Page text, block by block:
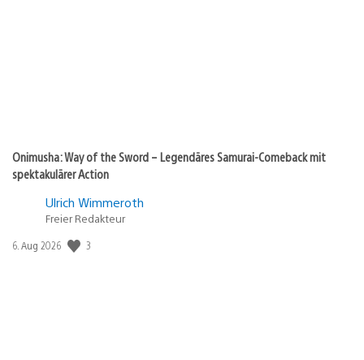
Onimusha: Way of the Sword – Legendäres Samurai-Comeback mit
spektakulärer Action
Ulrich Wimmeroth
Freier Redakteur
Veröffentlichungsdatum:
6. Aug 2026 3